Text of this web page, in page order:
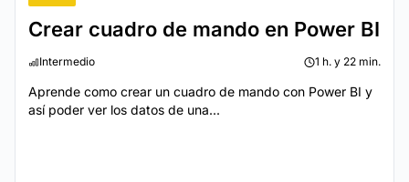
Crear cuadro de mando en Power BI
Intermedio 1 h. y 22 min.
Aprende como crear un cuadro de mando con Power BI y
así poder ver los datos de una...